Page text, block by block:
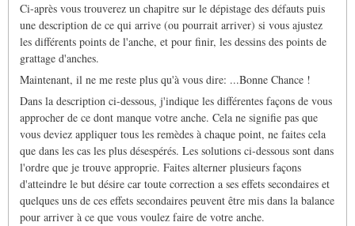
Ci-après vous trouverez un chapitre sur le dépistage des défauts puis
une description de ce qui arrive (ou pourrait arriver) si vous ajustez
les différents points de l'anche, et pour finir, les dessins des points de
grattage d'anches.
Maintenant, il ne me reste plus qu'à vous dire: ...Bonne Chance !
Dans la description ci-dessous, j'indique les différentes façons de vous
approcher de ce dont manque votre anche. Cela ne signifie pas que
vous deviez appliquer tous les remèdes à chaque point, ne faites cela
que dans les cas les plus désespérés. Les solutions ci-dessous sont dans
l'ordre que je trouve approprie. Faites alterner plusieurs façons
d'atteindre le but désire car toute correction a ses effets secondaires et
quelques uns de ces effets secondaires peuvent être mis dans la balance
pour arriver à ce que vous voulez faire de votre anche.